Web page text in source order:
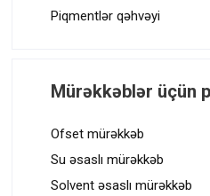
Piqmentlər qəhvəyi
Mürəkkəblər üçün
Ofset mürəkkəb
Su əsaslı mürəkkəb
Solvent əsaslı mürəkkəb